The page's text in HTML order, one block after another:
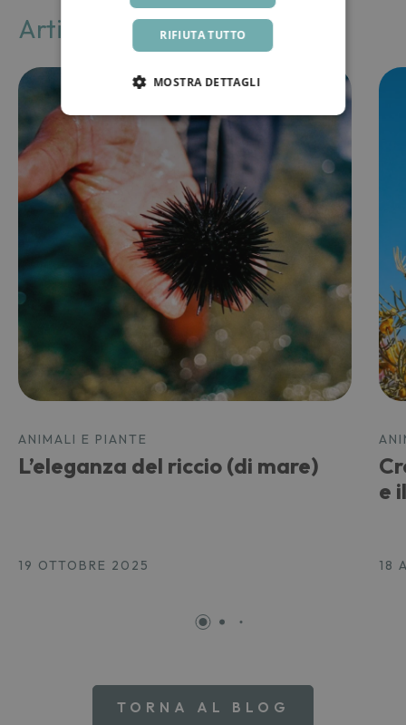
Articoli correlati
ANIMALI E PIANTE
L’eleganza del riccio (di mare)
19 OTTOBRE 2025
e
18
TORNA AL BLOG
RIFIUTA TUTTO
MOSTRA DETTAGLI